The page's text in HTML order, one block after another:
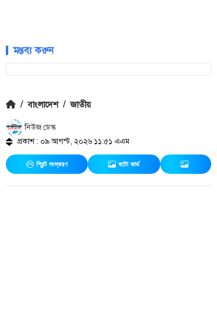
মন্তব্য করুন
/ বাংলাদেশ / জাতীয়
নিউজ ডেস্ক
প্রকাশ : ০৯ আগস্ট, ২০২৬ ১১:৫১ এএম
প্রিন্ট সংস্করণ ফটো কার্ড